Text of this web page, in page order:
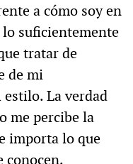
a cómo soy en
suficientemente
tratar de
de mi
La verdad
me percibe la
importa lo que
conocen.